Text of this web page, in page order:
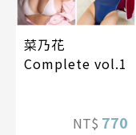
菜乃花
Complete vol.1
NT$ 770